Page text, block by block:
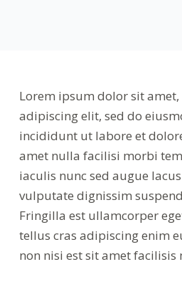
e
u
Lorem ipsum dolor sit amet,
adipiscing elit, sed do
incididunt ut labore et
amet nulla facilisi morbi
iaculis nunc sed augue
vulputate dignissim
Fringilla est ullamcorper
tellus cras adipiscing enim
non nisi est sit amet facilisis